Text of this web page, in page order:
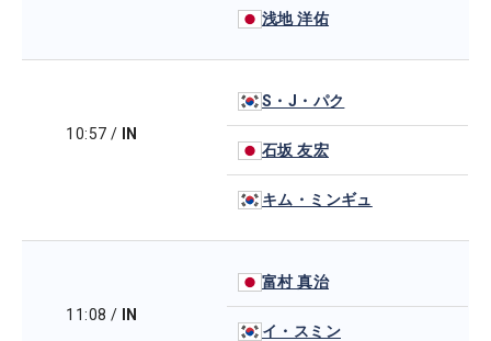
浅地 洋佑
10:57 / IN
S・J・パク
石坂 友宏
キム・ミンギュ
11:08 / IN
富村 真治
イ・スミン